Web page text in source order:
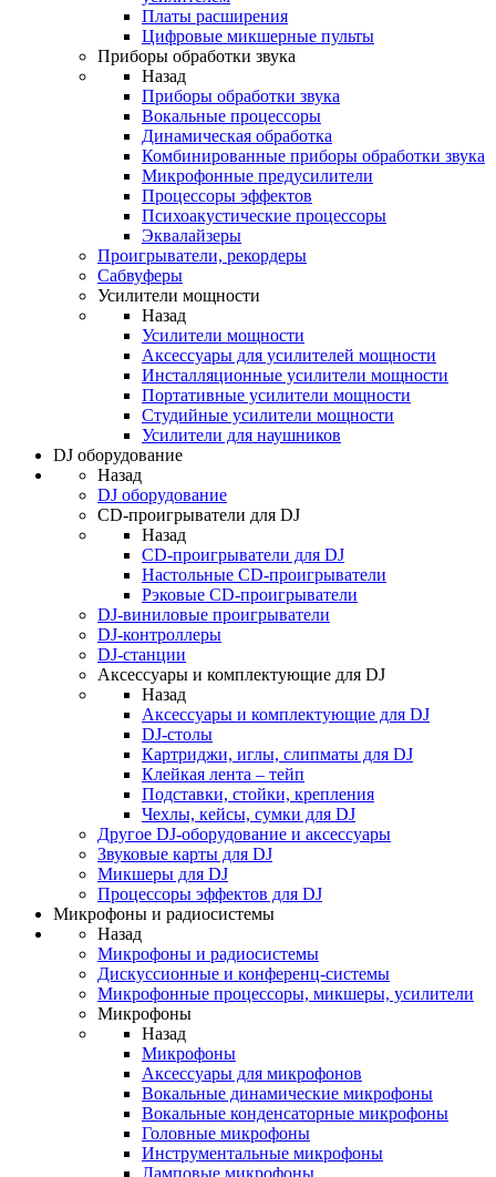
Платы расширения
Цифровые микшерные пульты
Приборы обработки звука
Назад
Приборы обработки звука
Вокальные процессоры
Динамическая обработка
Комбинированные приборы обработки звука
Микрофонные предусилители
Процессоры эффектов
Психоакустические процессоры
Эквалайзеры
Проигрыватели, рекордеры
Сабвуферы
Усилители мощности
Назад
Усилители мощности
Аксессуары для усилителей мощности
Инсталляционные усилители мощности
Портативные усилители мощности
Студийные усилители мощности
Усилители для наушников
DJ оборудование
Назад
DJ оборудование
CD-проигрыватели для DJ
Назад
CD-проигрыватели для DJ
Настольные CD-проигрыватели
Рэковые CD-проигрыватели
DJ-виниловые проигрыватели
DJ-контроллеры
DJ-станции
Аксессуары и комплектующие для DJ
Назад
Аксессуары и комплектующие для DJ
DJ-столы
Картриджи, иглы, слипматы для DJ
Клейкая лента – тейп
Подставки, стойки, крепления
Чехлы, кейсы, сумки для DJ
Другое DJ-оборудование и аксессуары
Звуковые карты для DJ
Микшеры для DJ
Процессоры эффектов для DJ
Микрофоны и радиосистемы
Назад
Микрофоны и радиосистемы
Дискуссионные и конференц-системы
Микрофонные процессоры, микшеры, усилители
Микрофоны
Назад
Микрофоны
Аксессуары для микрофонов
Вокальные динамические микрофоны
Вокальные конденсаторные микрофоны
Головные микрофоны
Инструментальные микрофоны
Ламповые микрофоны